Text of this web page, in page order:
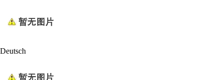
Deutsch